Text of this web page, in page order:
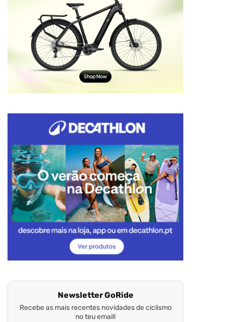
Newsletter GoRide
Recebe as mais recentes novidades de ciclismo
no teu email!